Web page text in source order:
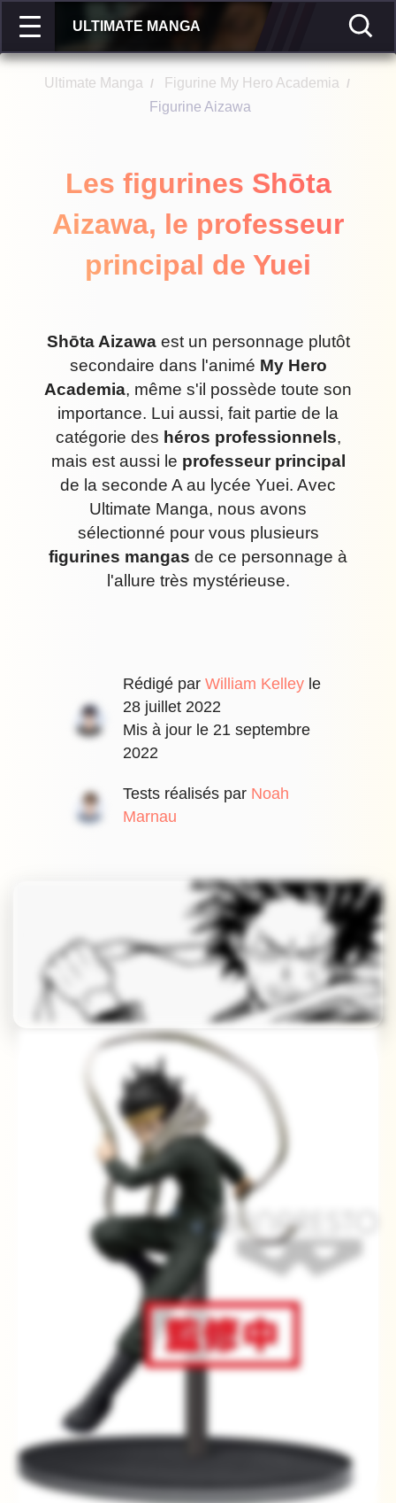
ULTIMATE MANGA
Ultimate Manga / Figurine My Hero Academia /
Figurine Aizawa
Les figurines Shōta
Aizawa, le professeur
principal de Yuei
Shōta Aizawaest un personnage plutôt
secondaire dans l'animé My Hero
Academia, même s'il possède toute son
importance. Lui aussi, fait partie de la
catégorie des héros professionnels,
mais est aussi le professeur principal
de la seconde A au lycée Yuei. Avec
Ultimate Manga, nous avons
sélectionné pour vous plusieurs
figurines mangas de ce personnage à
l'allure très mystérieuse.
Rédigé par William Kelleyle
28 juillet 2022
Mis à jour le 21 septembre
2022
Tests réalisés par Noah
Marnau